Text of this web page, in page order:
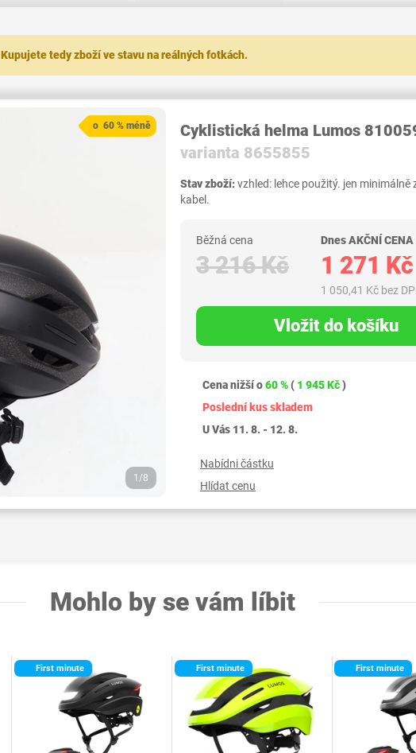
Kupujete tedy zboží ve stavu na reálných fotkách.
1/8
o 60 % méně
Cyklistická helma Lumos
varianta 8655855
Stav zboží:vzhled: lehce použitý. jen
kabel.
Běžná cena
3 216 Kč
Dnes AKČNÍ CENA
1 271 Kč
1 050,41 Kč bez
Vložit do košíku
Cena nižší o60 % ( 1 945 Kč)
Poslední kus skladem
U Vás 11. 8. - 12. 8.
Nabídni částku
Hlídat cenu
Mohlo by se vám líbit
First minute First minute First minute